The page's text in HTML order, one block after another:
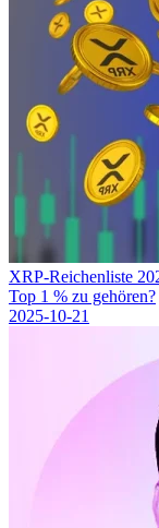
XRP-Reichenliste
Top 1 % zu gehören?
2025-10-21